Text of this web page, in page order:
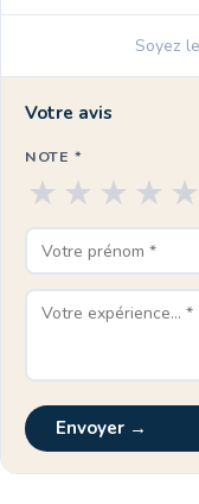
Soyez
Votre avis
NOTE *
★
★
★
★
★
Envoyer →